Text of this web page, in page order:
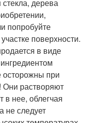
дерева
попробуйте
поверхности.
в виде
осторожны при
Они растворяют
в нее, облегчая
не следует